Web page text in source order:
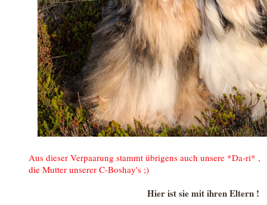
Aus dieser Verpaarung stammt übrigens auch unsere *Da-ri* ,
die Mutter unserer C-Boshay's ;)
Hier ist sie mit ihren Eltern !